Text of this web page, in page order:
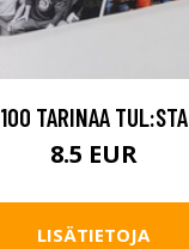
100 TARINAA TUL:STA
8.5 EUR
LISÄTIETOJA